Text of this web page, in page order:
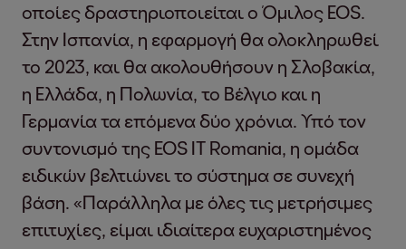
οποίες δραστηριοποιείται ο Όμιλος EOS.
Στην Ισπανία, η εφαρμογή θα ολοκληρωθεί
το 2023, και θα ακολουθήσουν η Σλοβακία,
η Ελλάδα, η Πολωνία, το Βέλγιο και η
Γερμανία τα επόμενα δύο χρόνια. Υπό τον
συντονισμό της EOS IT Romania, η ομάδα
ειδικών βελτιώνει το σύστημα σε συνεχή
βάση. «Παράλληλα με όλες τις μετρήσιμες
επιτυχίες, είμαι ιδιαίτερα ευχαριστημένος